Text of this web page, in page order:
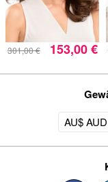
301,00 € 153,00 €
AU$ AUD